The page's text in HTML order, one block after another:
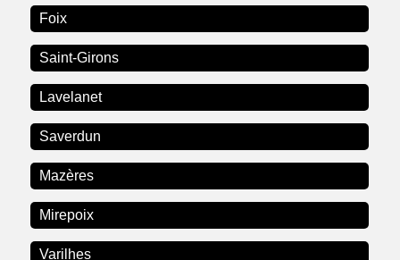
Foix
Saint-Girons
Lavelanet
Saverdun
Mazères
Mirepoix
Varilhes